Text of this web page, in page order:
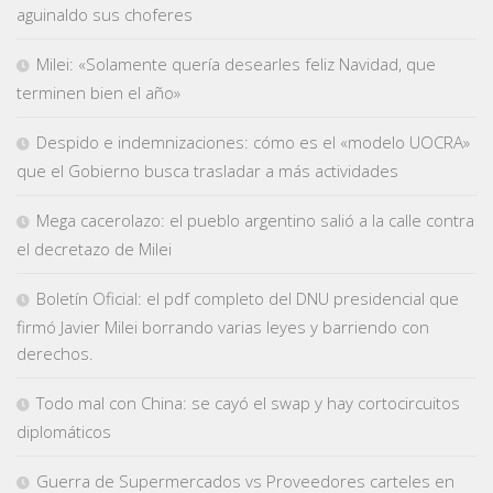
aguinaldo sus choferes
Milei: «Solamente quería desearles feliz Navidad, que
terminen bien el año»
Despido e indemnizaciones: cómo es el «modelo UOCRA»
que el Gobierno busca trasladar a más actividades
Mega cacerolazo: el pueblo argentino salió a la calle contra
el decretazo de Milei
Boletín Oficial: el pdf completo del DNU presidencial que
firmó Javier Milei borrando varias leyes y barriendo con
derechos.
Todo mal con China: se cayó el swap y hay cortocircuitos
diplomáticos
Guerra de Supermercados vs Proveedores carteles en